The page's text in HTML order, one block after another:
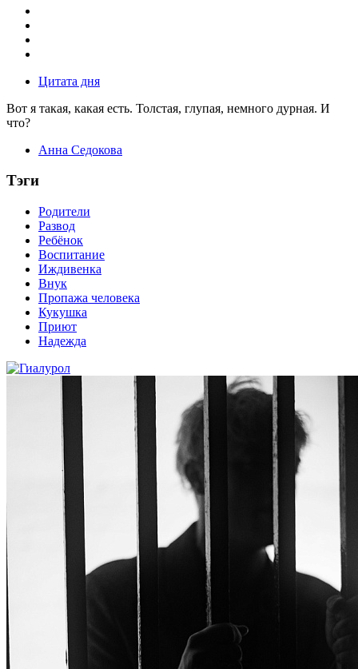
Цитата дня
Вот я такая, какая есть. Толстая, глупая, немного дурная. И
что?
Анна Седокова
Тэги
Родители
Развод
Ребёнок
Воспитание
Иждивенка
Внук
Пропажа человека
Кукушка
Приют
Надежда